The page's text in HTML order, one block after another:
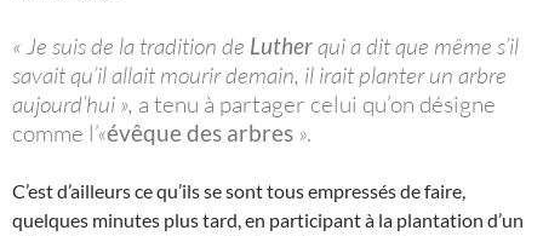
« Je suis de la tradition de Lutherqui a dit que même s’il
savait qu’il allait mourir demain, il irait planter un arbre
aujourd’hui », a tenu à partager celui qu’on désigne
comme l’«évêque des arbres ».
C’est d’ailleurs ce qu’ils se sont tous empressés de faire,
quelques minutes plus tard, en participant à la plantation d’un